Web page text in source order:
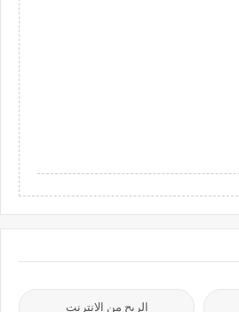
الربح من الانترنت